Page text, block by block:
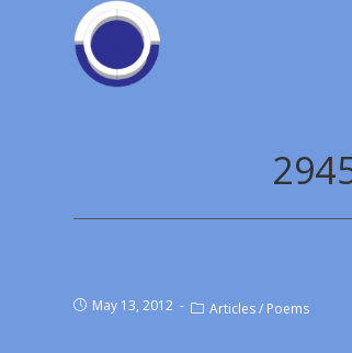
May 13, 2012 Articles/ Poems